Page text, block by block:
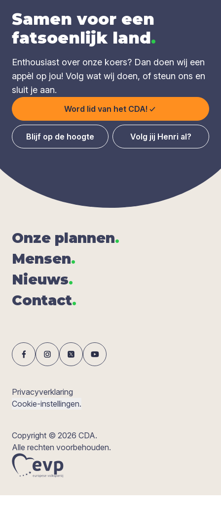
Samen voor een
fatsoenlijk land.
Enthousiast over onze koers? Dan doen wij een
appèl op jou! Volg wat wij doen, of steun ons en
sluit je aan.
Word lid van het CDA!
Blijf op de hoogte Volg jij Henri al?
Onze plan­nen.
Men­sen.
Nieuws.
Con­tact.
Privacyverklaring
Cookie-instellingen.
Copyright © 2026 CDA.
Alle rechten voorbehouden.